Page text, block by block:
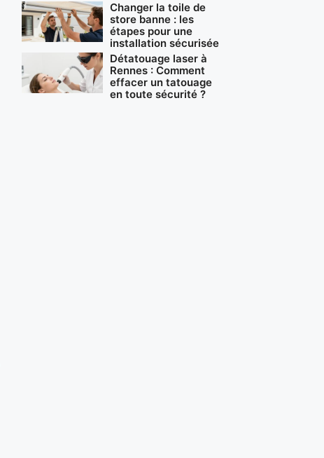
Changer la toile de
store banne : les
étapes pour une
installation sécurisée
Détatouage laser à
Rennes : Comment
effacer un tatouage
en toute sécurité ?